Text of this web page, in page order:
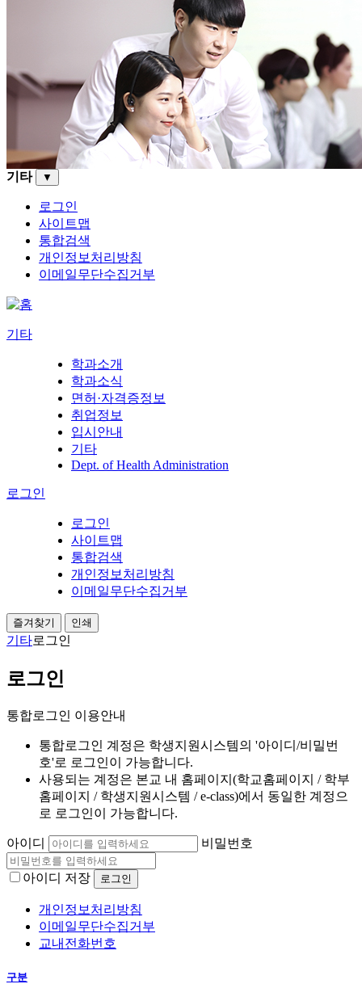
기타 ▼
로그인
사이트맵
통합검색
개인정보처리방침
이메일무단수집거부
기타
학과소개
학과소식
면허·자격증정보
취업정보
입시안내
기타
Dept. of Health Administration
로그인
로그인
사이트맵
통합검색
개인정보처리방침
이메일무단수집거부
즐겨찾기 인쇄
기타로그인
로그인
통합로그인 이용안내
통합로그인 계정은 학생지원시스템의 '아이디/비밀번
호'로 로그인이 가능합니다.
사용되는 계정은 본교 내 홈페이지(학교홈페이지 / 학부
홈페이지 / 학생지원시스템 / e-class)에서 동일한 계정으
로 로그인이 가능합니다.
아이디 비밀번호
아이디 저장
개인정보처리방침
이메일무단수집거부
교내전화번호
구분